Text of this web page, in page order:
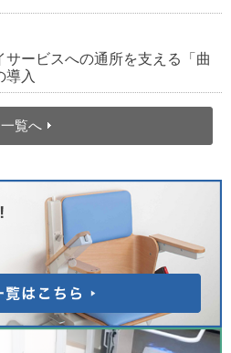
ービスへの通所を支える「曲
導入
一覧へ